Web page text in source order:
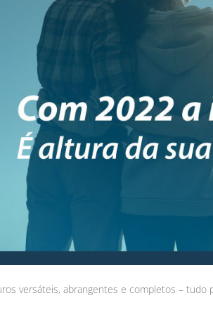
versáteis, abrangentes e completos – tudo